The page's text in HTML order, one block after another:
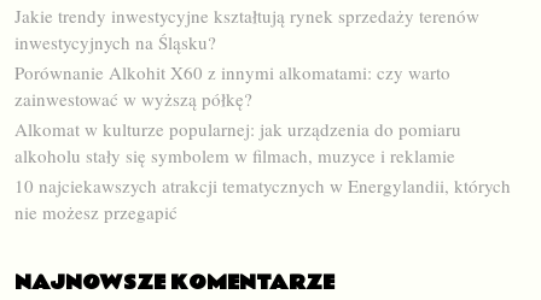
Jakie trendy inwestycyjne kształtują rynek sprzedaży terenów
inwestycyjnych na Śląsku?
Porównanie Alkohit X60 z innymi alkomatami: czy warto
zainwestować w wyższą półkę?
Alkomat w kulturze popularnej: jak urządzenia do pomiaru
alkoholu stały się symbolem w filmach, muzyce i reklamie
10 najciekawszych atrakcji tematycznych w Energylandii, których
nie możesz przegapić
NAJNOWSZE KOMENTARZE